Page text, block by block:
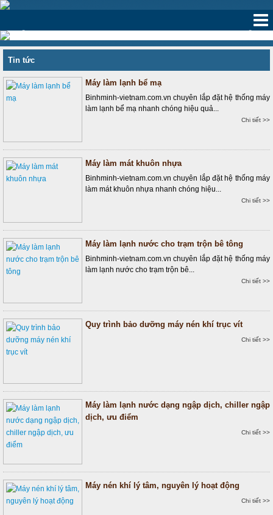
‹ ›
Tin tức
Máy làm lạnh bể mạ
Binhminh-vietnam.com.vn chuyên lắp đặt hệ thống máy
làm lạnh bể mạ nhanh chóng hiệu quả...
Chi tiết >>
Máy làm mát khuôn nhựa
Binhminh-vietnam.com.vn chuyên lắp đặt hệ thống máy
làm mát khuôn nhựa nhanh chóng hiệu...
Chi tiết >>
Máy làm lạnh nước cho trạm trộn bê tông
Binhminh-vietnam.com.vn chuyên lắp đặt hệ thống máy
làm lạnh nước cho trạm trộn bê...
Chi tiết >>
Quy trình bảo dưỡng máy nén khí trục vít
Chi tiết >>
Máy làm lạnh nước dạng ngập dịch, chiller ngập
dịch, ưu điểm
Chi tiết >>
Máy nén khí lý tâm, nguyên lý hoạt động
Chi tiết >>